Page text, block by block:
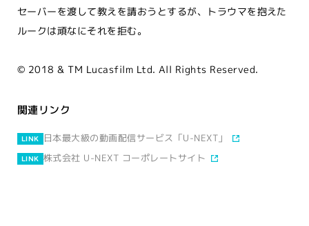
セーバーを渡して教えを請おうとするが、トラウマを抱えた
ルークは頑なにそれを拒む。
© 2018 & TM Lucasfilm Ltd. All Rights Reserved.
関連リンク
LINK 日本最大級の動画配信サービス「U-NEXT」
LINK 株式会社 U-NEXT コーポレートサイト